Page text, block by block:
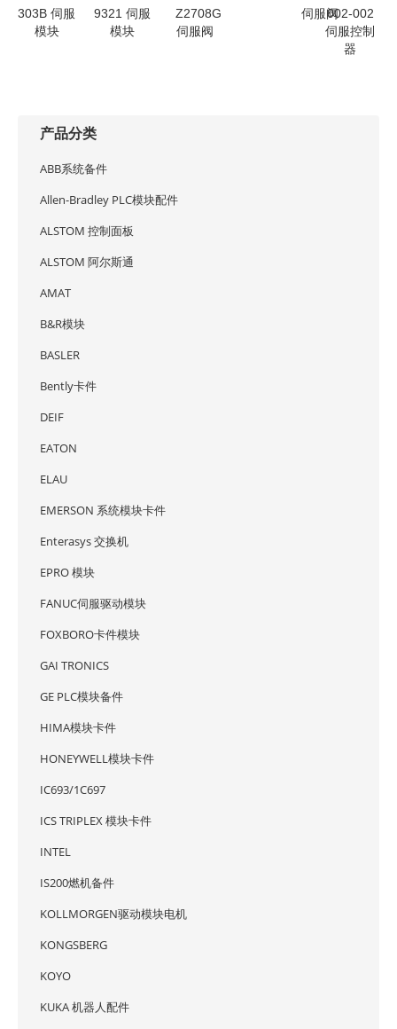
303B 伺服
模块
9321 伺服
模块
Z2708G
伺服阀
伺服阀002-002
伺服控制
器
产品分类
ABB系统备件
Allen-Bradley PLC模块配件
ALSTOM 控制面板
ALSTOM 阿尔斯通
AMAT
B&R模块
BASLER
Bently卡件
DEIF
EATON
ELAU
EMERSON 系统模块卡件
Enterasys 交换机
EPRO 模块
FANUC伺服驱动模块
FOXBORO卡件模块
GAI TRONICS
GE PLC模块备件
HIMA模块卡件
HONEYWELL模块卡件
IC693/1C697
ICS TRIPLEX 模块卡件
INTEL
IS200燃机备件
KOLLMORGEN驱动模块电机
KONGSBERG
KOYO
KUKA 机器人配件